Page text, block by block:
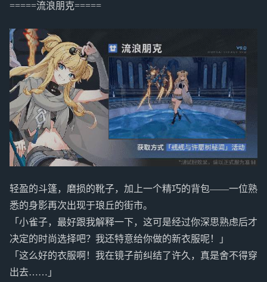
=====流浪朋克=====
轻盈的斗篷，磨损的靴子，加上一个精巧的背包——一位熟
悉的身影再次出现于琅丘的街市。
「小雀子，最好跟我解释一下，这可是经过你深思熟虑后才
决定的时尚选择吧？我还特意给你做的新衣服呢！」
「这么好的衣服啊！我在镜子前纠结了许久，真是舍不得穿
出去……」